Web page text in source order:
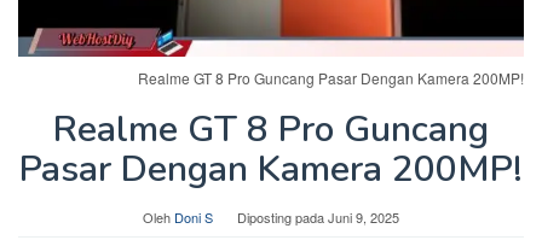
Realme GT 8 Pro Guncang Pasar Dengan Kamera 200MP!
Realme GT 8 Pro Guncang
Pasar Dengan Kamera 200MP!
Oleh Doni S Diposting padaJuni 9, 2025